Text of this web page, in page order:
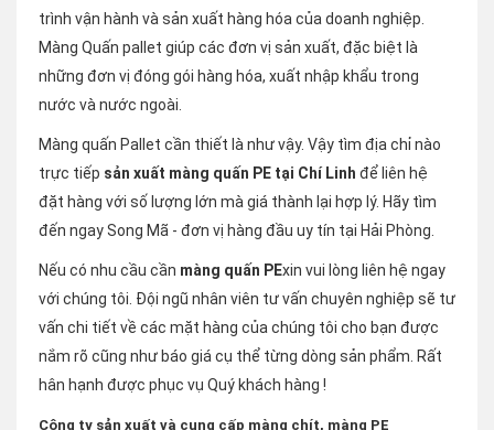
trình vận hành và sản xuất hàng hóa của doanh nghiệp.
Màng Quấn pallet giúp các đơn vị sản xuất, đặc biệt là
những đơn vị đóng gói hàng hóa, xuất nhập khẩu trong
nước và nước ngoài.
Màng quấn Pallet cần thiết là như vậy. Vậy tìm địa chỉ nào
trực tiếp sản xuất màng quấn PE tại Chí Linh để liên hệ
đặt hàng với số lượng lớn mà giá thành lại hợp lý. Hãy tìm
đến ngay Song Mã - đơn vị hàng đầu uy tín tại Hải Phòng.
Nếu có nhu cầu cần màng quấn PExin vui lòng liên hệ ngay
với chúng tôi. Đội ngũ nhân viên tư vấn chuyên nghiệp sẽ tư
vấn chi tiết về các mặt hàng của chúng tôi cho bạn được
nắm rõ cũng như báo giá cụ thể từng dòng sản phẩm. Rất
hân hạnh được phục vụ Quý khách hàng !
Công ty sản xuất và cung cấp màng chít, màng PE